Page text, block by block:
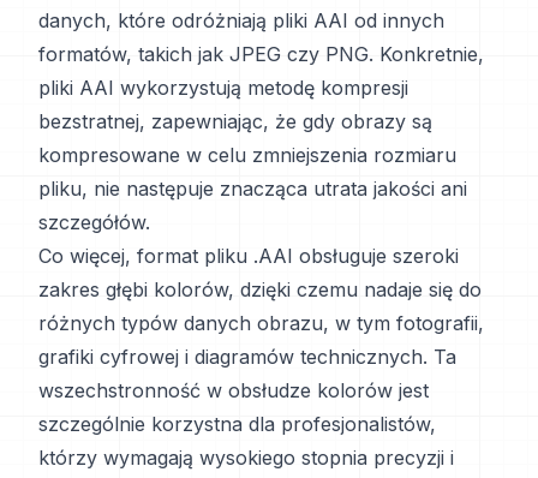
danych, które odróżniają pliki AAI od innych
formatów, takich jak JPEG czy PNG. Konkretnie,
pliki AAI wykorzystują metodę kompresji
bezstratnej, zapewniając, że gdy obrazy są
kompresowane w celu zmniejszenia rozmiaru
pliku, nie następuje znacząca utrata jakości ani
szczegółów.
Co więcej, format pliku .AAI obsługuje szeroki
zakres głębi kolorów, dzięki czemu nadaje się do
różnych typów danych obrazu, w tym fotografii,
grafiki cyfrowej i diagramów technicznych. Ta
wszechstronność w obsłudze kolorów jest
szczególnie korzystna dla profesjonalistów,
którzy wymagają wysokiego stopnia precyzji i